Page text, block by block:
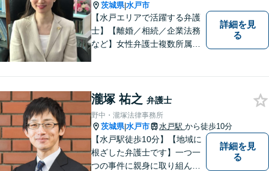
茨城県|水戸市
【水戸エリアで活躍する弁護
士】【離婚／相続／企業法務
など】女性弁護士複数所属／
いたします。お困りごとがあ
ればお気軽にご相談くださ
い。
詳細を見
る
瀧塚 祐之 弁護士
野中・瀧塚法律事務所
茨城県|水戸市 水戸駅 から徒歩10分
【水戸駅徒歩10分】【地域に
根ざした弁護士です】一つ一
つの事件に親身に取り組んで
詳細を見
る